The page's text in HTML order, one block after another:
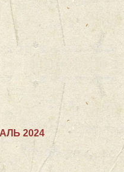
2024